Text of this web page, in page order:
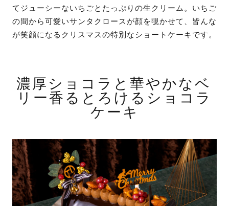
てジューシーないちごとたっぷりの生クリーム。​いちご
の間から可愛いサンタクロースが顔を覗かせて、皆んな
が笑顔になるクリスマスの特別なショートケーキです。
濃厚ショコラと華やかなベ
リー香るとろけるショコラ
ケーキ